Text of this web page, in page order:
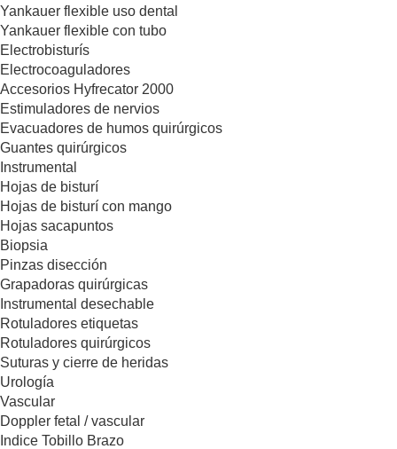
Yankauer flexible uso dental
Yankauer flexible con tubo
Electrobisturís
Electrocoaguladores
Accesorios Hyfrecator 2000
Estimuladores de nervios
Evacuadores de humos quirúrgicos
Guantes quirúrgicos
Instrumental
Hojas de bisturí
Hojas de bisturí con mango
Hojas sacapuntos
Biopsia
Pinzas disección
Grapadoras quirúrgicas
Instrumental desechable
Rotuladores etiquetas
Rotuladores quirúrgicos
Suturas y cierre de heridas
Urología
Vascular
Doppler fetal / vascular
Indice Tobillo Brazo